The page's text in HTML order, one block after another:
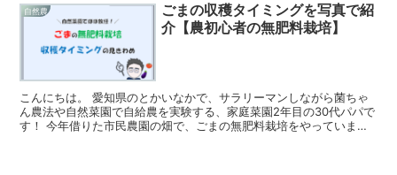
自然農
ごまの収穫タイミングを写真で紹
介【農初心者の無肥料栽培】
こんにちは。 愛知県のとかいなかで、サラリーマンしながら菌ちゃ
ん農法や自然菜園で自給農を実験する、家庭菜園2年目の30代パパで
す！ 今年借りた市民農園の畑で、ごまの無肥料栽培をやっていま